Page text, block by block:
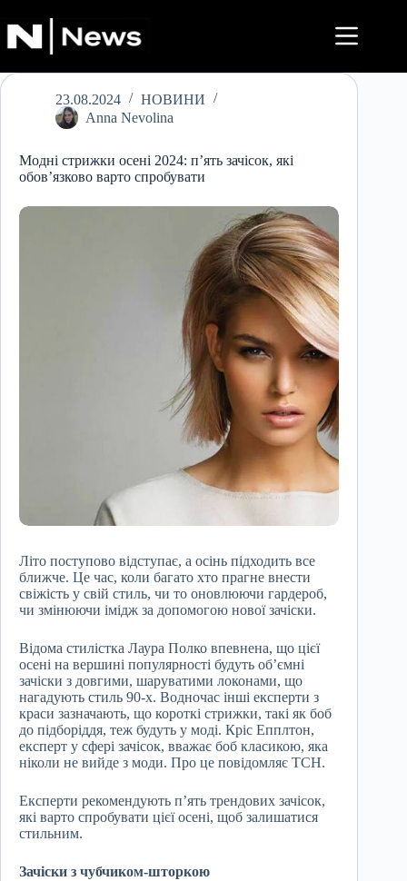
до
вмісту
23.08.2024
НОВИНИ
Anna Nevolina
Модні стрижки осені 2024: п’ять зачісок, які
обов’язково варто спробувати
Літо поступово відступає, а осінь підходить все
ближче. Це час, коли багато хто прагне внести
свіжість у свій стиль, чи то оновлюючи гардероб,
чи змінюючи імідж за допомогою нової зачіски.
Відома стилістка Лаура Полко впевнена, що цієї
осені на вершині популярності будуть об’ємні
зачіски з довгими, шаруватими локонами, що
нагадують стиль 90-х. Водночас інші експерти з
краси зазначають, що короткі стрижки, такі як боб
до підборіддя, теж будуть у моді. Кріс Епплтон,
експерт у сфері зачісок, вважає боб класикою, яка
ніколи не вийде з моди. Про це повідомляє ТСН.
Експерти рекомендують п’ять трендових зачісок,
які варто спробувати цієї осені, щоб залишатися
стильним.
Зачіски з чубчиком-шторкою